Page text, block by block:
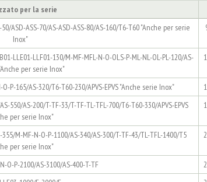
per la serie
ASD-ASS-70/AS-ASD-ASS-80/AS-160/T6-T60 "Anche per serie
Inox"
LLE01-LLF01-130/M-MF-MFL-N-O-OLS-P-ML-NL-OL-PL-120/AS-
per serie Inox"
O-P-165/AS-320/T6-T60-230/APVS-EPVS "Anche serie Inox"
550/AS-200/T-TF-33/T-TF-TL-TFL-700/T6-T60-330/APVS-EPVS
per serie Inox"
M-MF-N-O-P-1100/AS-340/AS-300/T-TF-43/TL-TFL-1400/T5
per serie Inox"
O-P-2100/AS-3100/AS-400-T-TF